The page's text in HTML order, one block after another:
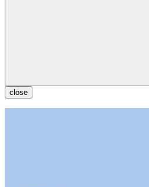
close